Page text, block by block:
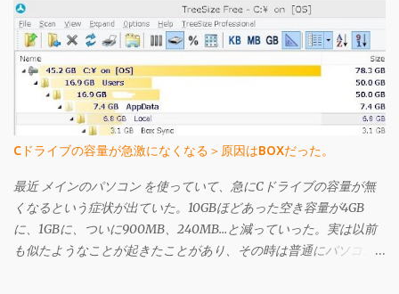
今回ご紹介するセイコー・ファイブのSNK623だ。購入してから文
字盤がエクスプローラーに酷似していることに気づいたが、なか
なか個性的で値段も激安の憎めないやつなんですよ。
Cドライブの容量が急激になくなる＞原因はBOXだった。
最近 メインのパソコン を使っていて、急にCドライブの容量が無
くなるという症状が出ていた。10GBほどあった空き容量が4GB
に、1GBに、ついに900MB、240MB…と減っていった。実は以前
も似たようなことが起きたことがあり、その時は普通にパソコン